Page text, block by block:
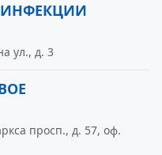
ул., д. 3
просп., д. 57, оф.